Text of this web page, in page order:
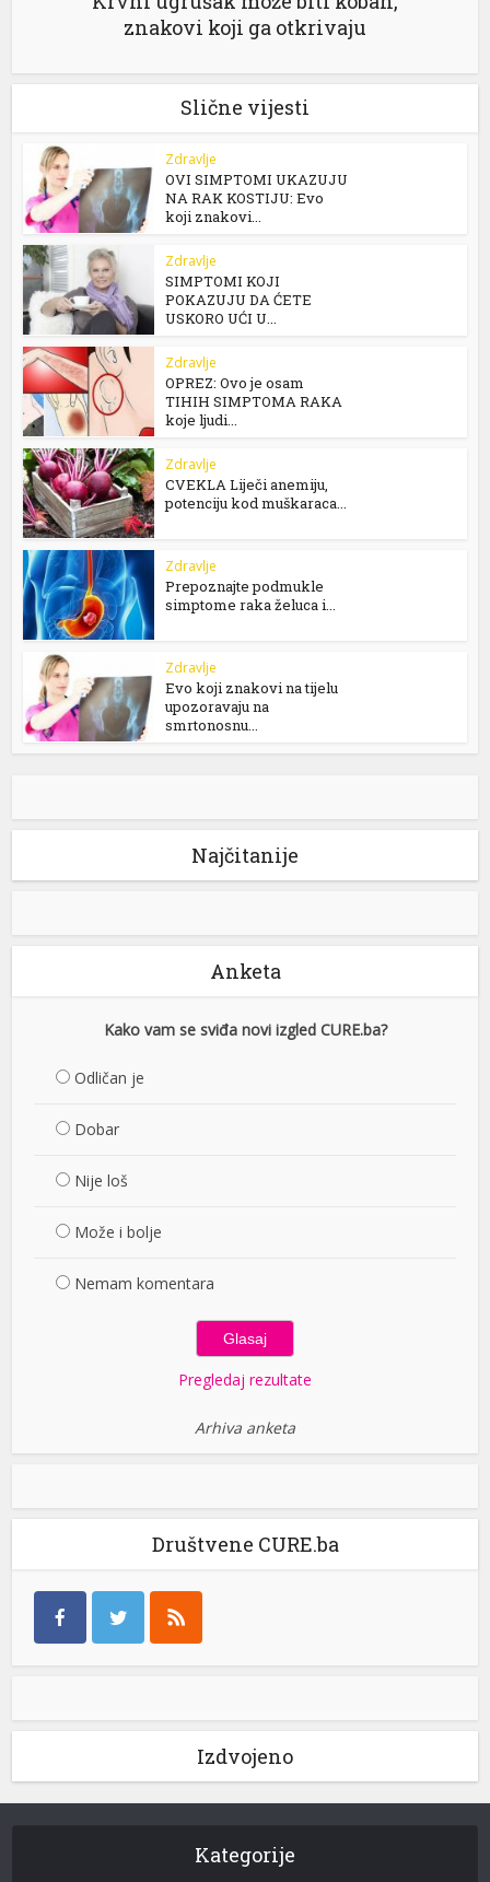
znakovi koji ga otkrivaju
Slične vijesti
Zdravlje
OVI SIMPTOMI UKAZUJU
NA RAK KOSTIJU: Evo
koji znakovi...
Zdravlje
SIMPTOMI KOJI
POKAZUJU DA ĆETE
USKORO UĆI U...
Zdravlje
OPREZ: Ovo je osam
TIHIH SIMPTOMA RAKA
koje ljudi...
Zdravlje
CVEKLA Liječi anemiju,
potenciju kod muškaraca...
Zdravlje
Prepoznajte podmukle
simptome raka želuca i...
Zdravlje
Evo koji znakovi na tijelu
upozoravaju na
smrtonosnu...
Najčitanije
Anketa
Kako vam se sviđa novi izgled CURE.ba?
Odličan je
Dobar
Nije loš
Može i bolje
Nemam komentara
Pregledaj rezultate
Arhiva anketa
Društvene CURE.ba
Izdvojeno
Kategorije